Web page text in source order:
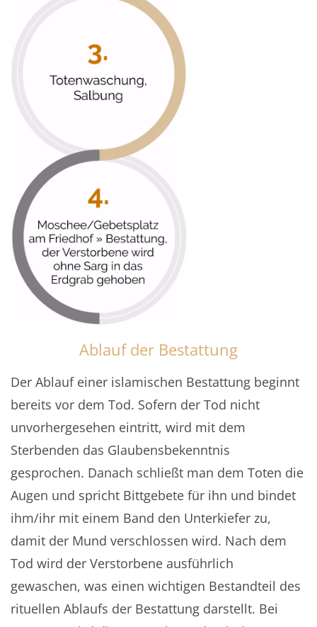
Ablauf der Bestattung
Der Ablauf einer islamischen Bestattung beginnt
bereits vor dem Tod. Sofern der Tod nicht
unvorhergesehen eintritt, wird mit dem
Sterbenden das Glaubensbekenntnis
gesprochen. Danach schließt man dem Toten die
Augen und spricht Bittgebete für ihn und bindet
ihm/ihr mit einem Band den Unterkiefer zu,
damit der Mund verschlossen wird. Nach dem
Tod wird der Verstorbene ausführlich
gewaschen, was einen wichtigen Bestandteil des
rituellen Ablaufs der Bestattung darstellt. Bei